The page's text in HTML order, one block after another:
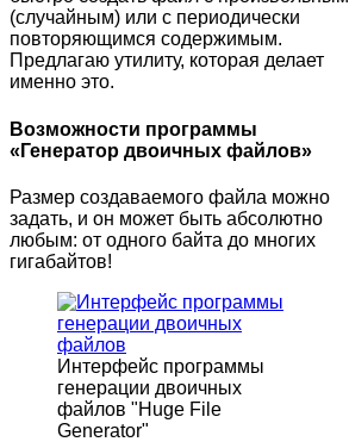
(случайным) или с периодически
повторяющимся содержимым.
Предлагаю утилиту, которая делает
именно это.
Возможности программы
«Генератор двоичных файлов»
Размер создаваемого файла можно
задать, и он может быть абсолютно
любым: от одного байта до многих
гигабайтов!
Интерфейс программы
генерации двоичных
файлов "Huge File
Generator"